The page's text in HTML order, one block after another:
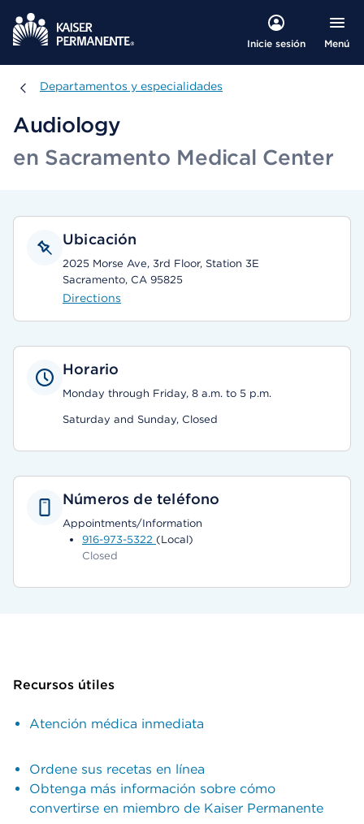
Inicie sesión Menú
Departamentos y especialidades
Departamentos y especialidades
Audiology
en Sacramento Medical Center
Ubicación
2025 Morse Ave, 3rd Floor, Station 3E
Sacramento, CA 95825
Directions
Horario
Monday through Friday, 8 a.m. to 5 p.m.
Saturday and Sunday, Closed
Números de teléfono
Appointments/Information
916-973-5322 (Local)
Closed
Recursos útiles
Atención médica inmediata
Ordene sus recetas en línea
Obtenga más información sobre cómo
convertirse en miembro de Kaiser Permanente